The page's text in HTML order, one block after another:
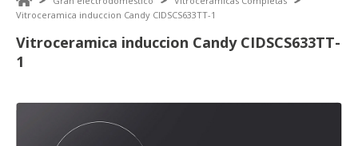
Vitroceramica induccion Candy CIDSCS633TT-1
Vitroceramica induccion Candy CIDSCS633TT-
1